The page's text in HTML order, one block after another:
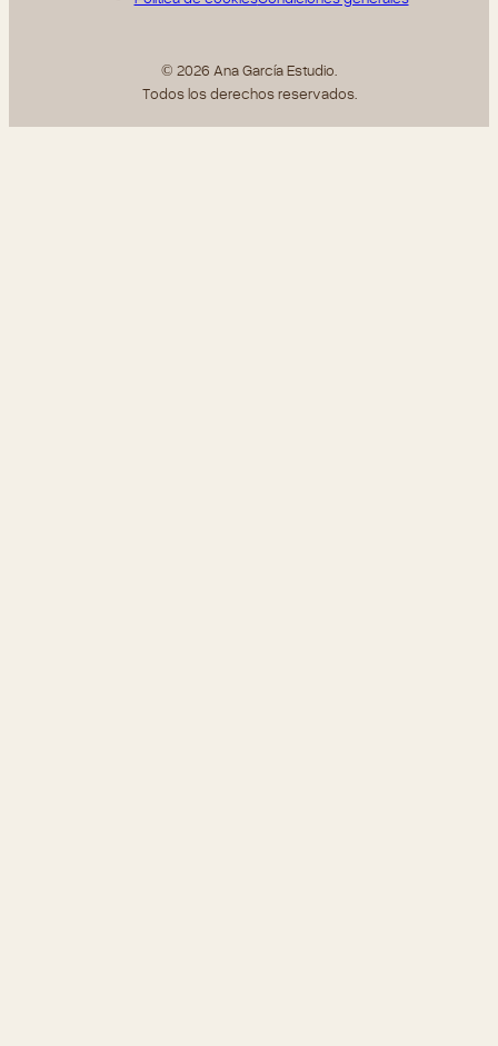
© 2026 Ana García Estudio.
Todos los derechos reservados.